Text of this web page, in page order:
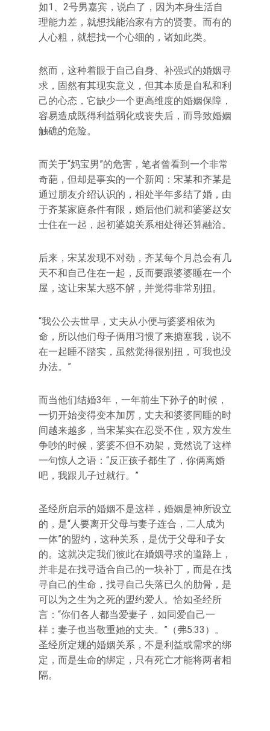
如1、2号男嘉宾，说白了，因为本身生活自
理能力差，就想找能治家有方的贤妻。而有的
人心粗，就想找一个心细的，诸如此类。
然而，这种着眼于自己自身、补强式的婚姻寻
求，固然有其现实意义，但其本质是自私和利
己的心态，它缺少一个更高维度的婚姻保障，
容易造成既得利益弱化或丧失后，而导致婚姻
触礁的危险。
而关于“妈宝男”的危害，笔者曾看到一个非常
奇葩，但却是事实的一个新闻：宋某和齐某是
通过朋友介绍认识的，相处半年多结了婚，由
于齐某家庭条件有限，婚后他们就和婆婆赵女
士住在一起，起初婆媳关系相处得还算融洽。
后来，宋某发现不对劲，齐某每个月总会有几
天不和自己住在一起，反而要跟婆婆睡在一个
屋，这让宋某大惑不解，并觉得非常别扭。
“我公公去世早，丈夫从小便与婆婆相依为
命，所以他们母子俩用习惯了来搪塞我，说不
在一起睡不踏实，虽然觉得很别扭，可我也没
办法。”
而当他们结婚3年，一年前生下孙子的时候，
一切开始变得变本加厉，丈夫和婆婆同睡的时
间越来越多，当宋某实在忍受不住，双方发生
争吵的时候，婆婆不但不劝架，竟然说了这样
一句惊人之语：“反正孩子都生了，你俩离婚
吧，我跟儿子过就行。”
圣经所启示的婚姻不是这样，婚姻是神所设立
的，是“人要离开父母与妻子连合，二人成为
一体”的盟约，这种关系，是优于父母和子女
的。这就决定我们彼此在婚姻寻求的道路上，
并非是在找寻适合自己的一块补丁，而是在找
寻自己的生命，找寻自己失落已久的肋骨，是
可以为之生为之死的盟约爱人。恰如圣经所
言：“你们各人都当爱妻子，如同爱自己一
样；妻子也当敬重她的丈夫。”（弗5:33）。
圣经所定规的婚姻关系，不是利益或需求的绑
定，而是生命的绑定，只有死亡才能将两者相
隔。